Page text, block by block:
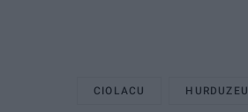
CIOLACU HURDUZEU